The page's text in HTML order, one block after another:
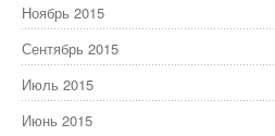
Ноябрь 2015
Сентябрь 2015
Июль 2015
Июнь 2015